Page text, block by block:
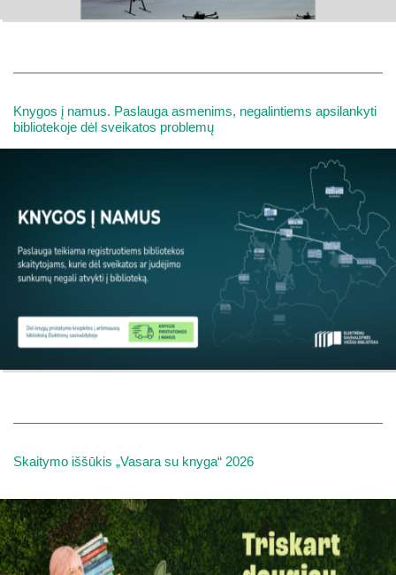
Knygos į namus. Paslauga asmenims, negalintiems apsilankyti
bibliotekoje dėl sveikatos problemų
Skaitymo iššūkis „Vasara su knyga“ 2026